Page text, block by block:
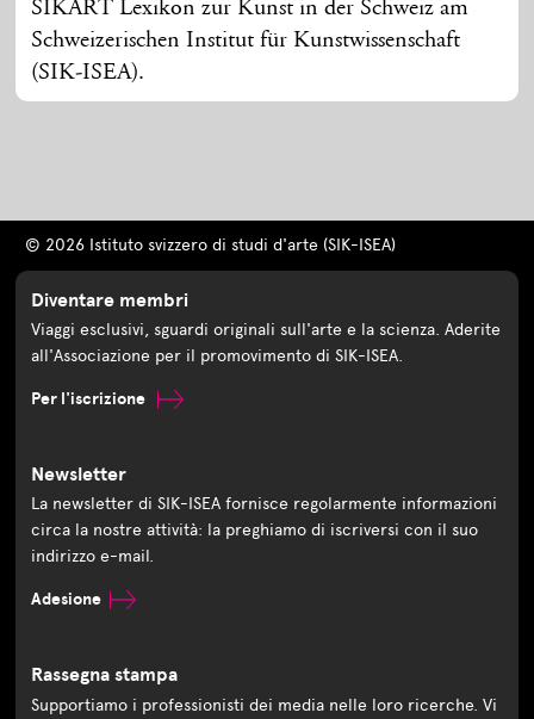
SIKART Lexikon zur Kunst in der Schweiz am
Schweizerischen Institut für Kunstwissenschaft
(SIK-ISEA).
© 2026 Istituto svizzero di studi d'arte (SIK-ISEA)
Diventare membri
Viaggi esclusivi, sguardi originali sull'arte e la scienza. Aderite
all'Associazione per il promovimento di SIK-ISEA.
Per l'iscrizione
Newsletter
La newsletter di SIK-ISEA fornisce regolarmente informazioni
circa la nostre attività: la preghiamo di iscriversi con il suo
indirizzo e-mail.
Adesione
Rassegna stampa
Supportiamo i professionisti dei media nelle loro ricerche. Vi